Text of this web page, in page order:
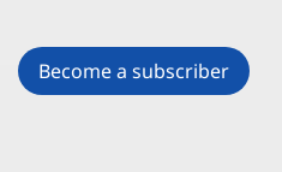
Become a subscriber